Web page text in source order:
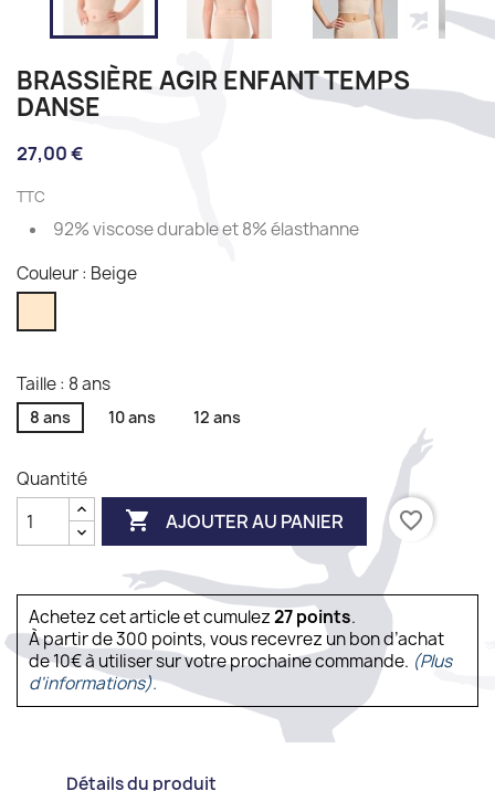
BRASSIÈRE AGIR ENFANT TEMPS
DANSE
27,00 €
TTC
92% viscose durable et 8% élasthanne
Couleur : Beige
Taille : 8 ans
8 ans 10 ans 12 ans
Quantité
 AJOUTER AU PANIER favorite_border
Achetez cet article et cumulez27points.
À partir de 300 points, vous recevrez un bon d’achat
de 10€ à utiliser sur votre prochaine commande. (Plus
d'informations).
Détails du produit